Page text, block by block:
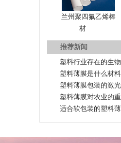
兰州聚四氟乙烯棒
材
推荐新闻
塑料行业存在的生
塑料薄膜是什么材料
塑料薄膜包装的激
塑料薄膜对农业的
适合软包装的塑料